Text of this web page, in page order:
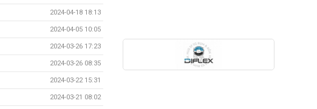
2024-04-18 18:13
2024-04-05 10:05
2024-03-26 17:23
2024-03-26 08:35
2024-03-22 15:31
2024-03-21 08:02